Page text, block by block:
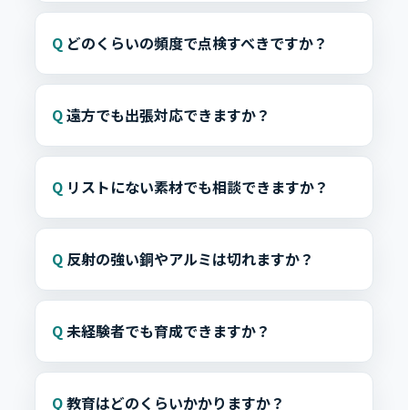
どのくらいの頻度で点検すべきですか？
遠方でも出張対応できますか？
リストにない素材でも相談できますか？
反射の強い銅やアルミは切れますか？
未経験者でも育成できますか？
教育はどのくらいかかりますか？